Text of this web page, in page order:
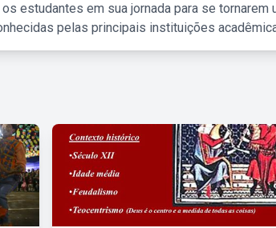
estudantes em sua jornada para se tornarem
pelas principais instituições